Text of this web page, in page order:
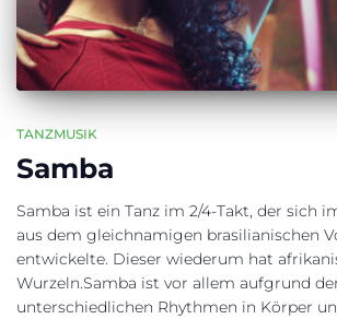
TANZMUSIK
Samba
Samba ist ein Tanz im 2/4-Takt, der sich
aus dem gleichnamigen brasilianischen
entwickelte. Dieser wiederum hat
Wurzeln.Samba ist vor allem aufgrund
unterschiedlichen Rhythmen in Körper